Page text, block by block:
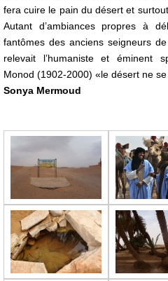
fera cuire le pain du désert et
Autant d’ambiances propres à
fantômes des anciens seigneurs
relevait l’humaniste et éminent
Monod (1902-2000) «le désert ne
Sonya Mermoud